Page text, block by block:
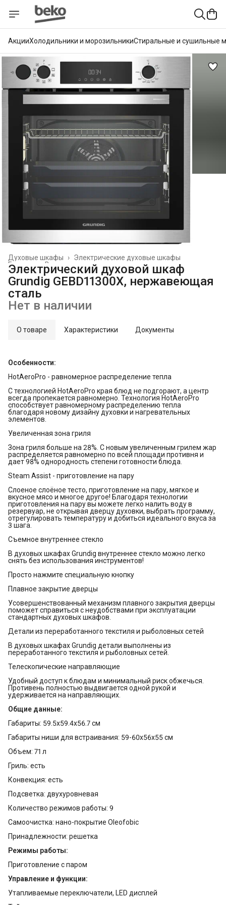
АкцииХолодильники и морозильникиСтиральные и сушильные
Электрические духовые шкафы
Духовые шкафы
›
Встраиваемая техника
Главная
Электрический духовой шкаф
Grundig GEBD11300X, нержавеющая
сталь
Нет в наличии
О товаре Характеристики Документы
Особенности:
HotAeroPro - равномерное распределение тепла
С технологией HotAeroPro края блюд не подгорают, а центр
всегда пропекается равномерно. Технология HotAeroPro
способствует равномерному распределению тепла
благодаря новому дизайну духовки и нагревательных
элементов.
Увеличенная зона гриля
Зона гриля больше на 28%. С новым увеличенным грилем жар
распределяется равномерно по всей площади противня и
дает 98% однородность степени готовности блюда.
Steam Assist - приготовление на пару
Слоеное слоёное тесто, приготовление на пару, мягкое и
вкусное мясо и многое другое! Благодаря технологии
приготовления на пару вы можете легко налить воду в
резервуар, не открывая дверцу духовки, выбрать программу,
отрегулировать температуру и добиться идеального вкуса за
3 шага.
Съемное внутреннее стекло
В духовых шкафах Grundig внутреннее стекло можно легко
снять без использования инструментов!
Просто нажмите специальную кнопку
Плавное закрытие дверцы
Усовершенствованный механизм плавного закрытия дверцы
поможет справиться с неудобствами при эксплуатации
стандартных духовых шкафов.
Детали из переработанного текстиля и рыболовных сетей
В духовых шкафах Grundig детали выполнены из
переработанного текстиля и рыболовных сетей.
Телескопические направляющие
Удобный доступ к блюдам и минимальный риск обжечься.
Противень полностью выдвигается одной рукой и
удерживается на направляющих.
Общие данные:
Габариты: 59.5x59.4x56.7 см
Габариты ниши для встраивания: 59-60x56x55 см
Объем: 71 л
Гриль: есть
Конвекция: есть
Подсветка: двухуровневая
Количество режимов работы: 9
Самоочистка: нано-покрытие Oleofobic
Принадлежности: решетка
Режимы работы:
Приготовление с паром
Управление и функции:
Утапливаемые переключатели, LED дисплей